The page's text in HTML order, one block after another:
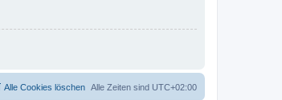
Alle Zeiten sind UTC+02:00
Alle Cookies löschen